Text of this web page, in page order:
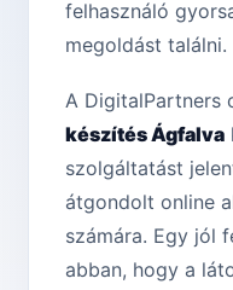
felhasználó
megoldást találni.
A DigitalPartners
készítés Ágfalva
szolgáltatást
átgondolt online
számára. Egy jól
abban, hogy a